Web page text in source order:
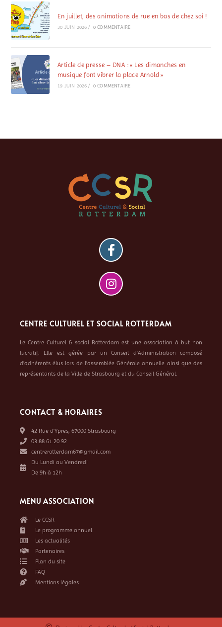
En juillet, des animations de rue en bas de chez soi !
30 JUIN 2026 / 0 COMMENTAIRE
Article de presse – DNA : « Les dimanches en
musique font vibrer la place Arnold »
19 JUIN 2026 / 0 COMMENTAIRE
CENTRE CULTUREL ET SOCIAL ROTTERDAM
Le Centre Culturel & social Rotterdam est une association à but non
lucratif. Elle est gérée par un Conseil d’Administration composé
d’adhérents élus lors de l’assemblée Générale annuelle ainsi que des
représentants de la Ville de Strasbourg et du Conseil Général.
CONTACT & HORAIRES
42 Rue d’Ypres, 67000 Strasbourg
03 88 61 20 92
centrerotterdam67@gmail.com
Du Lundi au Vendredi
De 9h à 12h
MENU ASSOCIATION
Le CCSR
Le programme annuel
Les actualités
Partenaires
Plan du site
FAQ
Mentions légales